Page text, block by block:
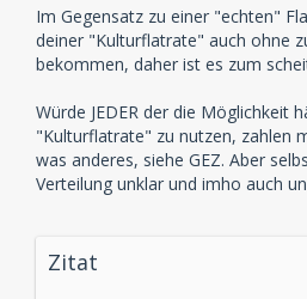
Im Gegensatz zu einer "echten"
deiner "Kulturflatrate" auch ohne
bekommen, daher ist es zum
Würde JEDER der die Möglichkeit
"Kulturflatrate" zu nutzen, zahlen
was anderes, siehe GEZ. Aber
Verteilung unklar und imho auch
Zitat